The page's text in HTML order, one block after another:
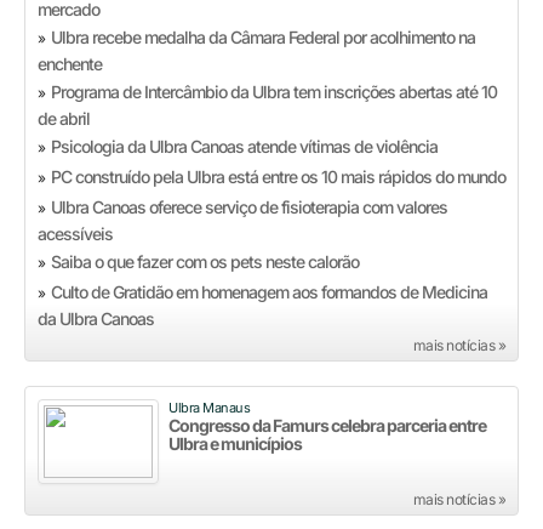
mercado
» Ulbra recebe medalha da Câmara Federal por acolhimento na
enchente
» Programa de Intercâmbio da Ulbra tem inscrições abertas até 10
de abril
» Psicologia da Ulbra Canoas atende vítimas de violência
» PC construído pela Ulbra está entre os 10 mais rápidos do mundo
» Ulbra Canoas oferece serviço de fisioterapia com valores
acessíveis
» Saiba o que fazer com os pets neste calorão
» Culto de Gratidão em homenagem aos formandos de Medicina
da Ulbra Canoas
mais notícias »
Ulbra Manaus
Congresso da Famurs celebra parceria entre
Ulbra e municípios
mais notícias »